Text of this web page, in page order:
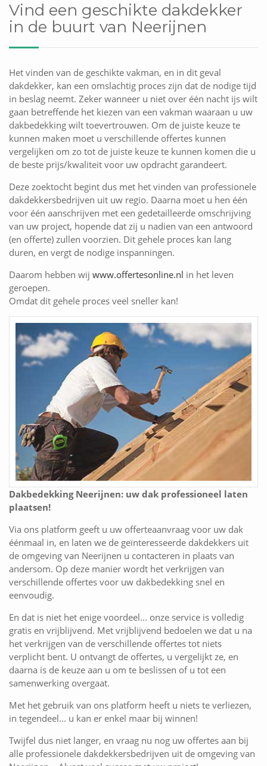
Vind een geschikte dakdekker
in de buurt van Neerijnen
Het vinden van de geschikte vakman, en in dit geval
dakdekker, kan een omslachtig proces zijn dat de nodige tijd
in beslag neemt. Zeker wanneer u niet over één nacht ijs wilt
gaan betreffende het kiezen van een vakman waaraan u uw
dakbedekking wilt toevertrouwen. Om de juiste keuze te
kunnen maken moet u verschillende offertes kunnen
vergelijken om zo tot de juiste keuze te kunnen komen die u
de beste prijs/kwaliteit voor uw opdracht garandeert.
Deze zoektocht begint dus met het vinden van professionele
dakdekkersbedrijven uit uw regio. Daarna moet u hen één
voor één aanschrijven met een gedetailleerde omschrijving
van uw project, hopende dat zij u nadien van een antwoord
(en offerte) zullen voorzien. Dit gehele proces kan lang
duren, en vergt de nodige inspanningen.
Daarom hebben wij www.offertesonline.nl in het leven
geroepen.
Omdat dit gehele proces veel sneller kan!
Dakbedekking Neerijnen: uw dak professioneel laten
plaatsen!
Via ons platform geeft u uw offerteaanvraag voor uw dak
éénmaal in, en laten we de geïnteresseerde dakdekkers uit
de omgeving van Neerijnen u contacteren in plaats van
andersom. Op deze manier wordt het verkrijgen van
verschillende offertes voor uw dakbedekking snel en
eenvoudig.
En dat is niet het enige voordeel... onze service is volledig
gratis en vrijblijvend. Met vrijblijvend bedoelen we dat u na
het verkrijgen van de verschillende offertes tot niets
verplicht bent. U ontvangt de offertes, u vergelijkt ze, en
daarna is de keuze aan u om te beslissen of u tot een
samenwerking overgaat.
Met het gebruik van ons platform heeft u niets te verliezen,
in tegendeel... u kan er enkel maar bij winnen!
Twijfel dus niet langer, en vraag nu nog uw offertes aan bij
alle professionele dakdekkersbedrijven uit de omgeving van